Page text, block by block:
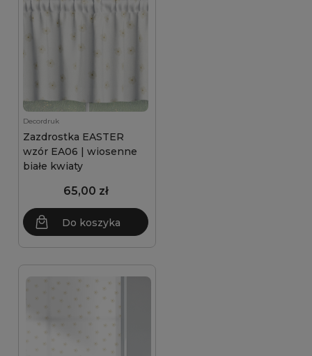
Decordruk
Zazdrostka EASTER
wzór EA06 | wiosenne
białe kwiaty
65,00 zł
Do koszyka